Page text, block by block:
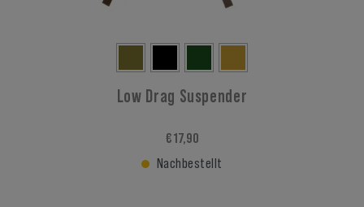
Low Drag Suspender
€ 17,90
Nachbestellt